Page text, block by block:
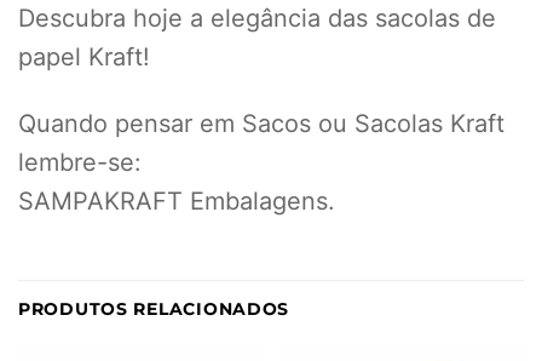
Descubra hoje a elegância das sacolas de
papel Kraft!
Quando pensar em Sacos ou Sacolas Kraft
lembre-se:
SAMPAKRAFT Embalagens.
PRODUTOS RELACIONADOS